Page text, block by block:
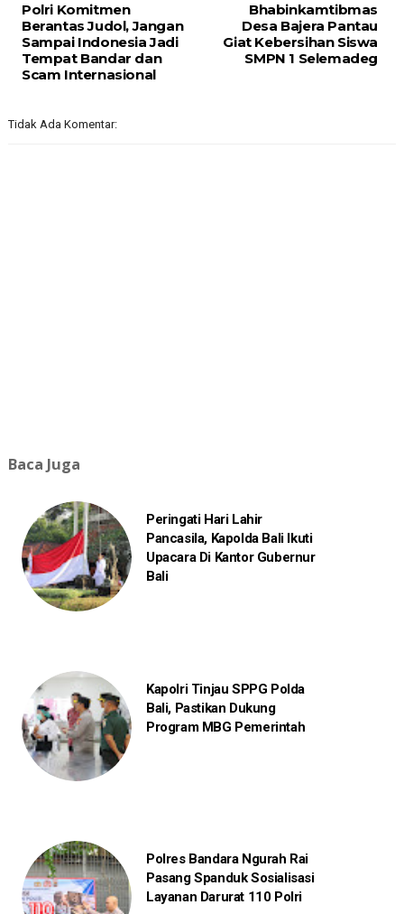
Bhabinkamtibmas
Desa Bajera Pantau
Giat Kebersihan Siswa
SMPN 1 Selemadeg
Polri Komitmen
Berantas Judol, Jangan
Sampai Indonesia Jadi
Tempat Bandar dan
Scam Internasional
Tidak Ada Komentar:
Baca Juga
Peringati Hari Lahir
Pancasila, Kapolda Bali Ikuti
Upacara Di Kantor Gubernur
Bali
Kapolri Tinjau SPPG Polda
Bali, Pastikan Dukung
Program MBG Pemerintah
Polres Bandara Ngurah Rai
Pasang Spanduk Sosialisasi
Layanan Darurat 110 Polri